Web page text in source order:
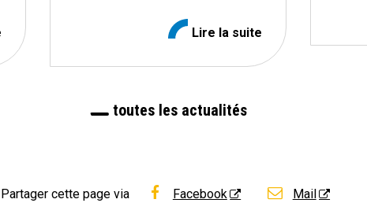
Lire la suite
toutes les actualités
Partager cette page via Facebook Mail